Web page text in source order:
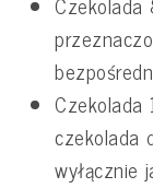
Czekolada
czekolada
wyłącznie